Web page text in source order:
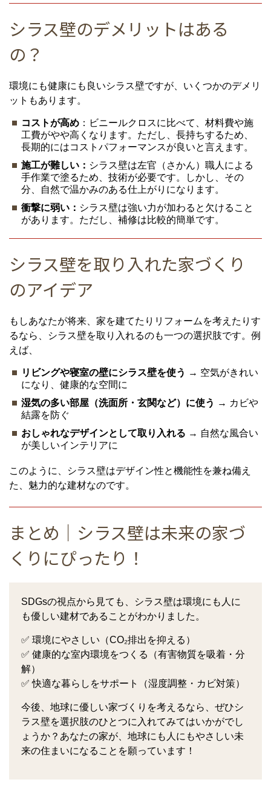
シラス壁のデメリットはある
の？
環境にも健康にも良いシラス壁ですが、いくつかのデメリ
ットもあります。
コストが高め ：ビニールクロスに比べて、材料費や施
工費がやや高くなります。ただし、長持ちするため、
長期的にはコストパフォーマンスが良いと言えます。
施工が難しい： シラス壁は左官（さかん）職人による
手作業で塗るため、技術が必要です。しかし、その
分、自然で温かみのある仕上がりになります。
衝撃に弱い： シラス壁は強い力が加わると欠けること
があります。ただし、補修は比較的簡単です。
シラス壁を取り入れた家づくり
のアイデア
もしあなたが将来、家を建てたりリフォームを考えたりす
るなら、シラス壁を取り入れるのも一つの選択肢です。例
えば、
リビングや寝室の壁にシラス壁を使う → 空気がきれい
になり、健康的な空間に
湿気の多い部屋（洗面所・玄関など）に使う → カビや
結露を防ぐ
おしゃれなデザインとして取り入れる → 自然な風合い
が美しいインテリアに
このように、シラス壁はデザイン性と機能性を兼ね備え
た、魅力的な建材なのです。
まとめ｜シラス壁は未来の家づ
くりにぴったり！
SDGsの視点から見ても、シラス壁は環境にも人に
も優しい建材であることがわかりました。
✅ 環境にやさしい（CO₂排出を抑える）
✅ 健康的な室内環境をつくる（有害物質を吸着・分
解）
✅ 快適な暮らしをサポート（湿度調整・カビ対策）
今後、地球に優しい家づくりを考えるなら、ぜひシ
ラス壁を選択肢のひとつに入れてみてはいかがでし
ょうか？あなたの家が、地球にも人にもやさしい未
来の住まいになることを願っています！